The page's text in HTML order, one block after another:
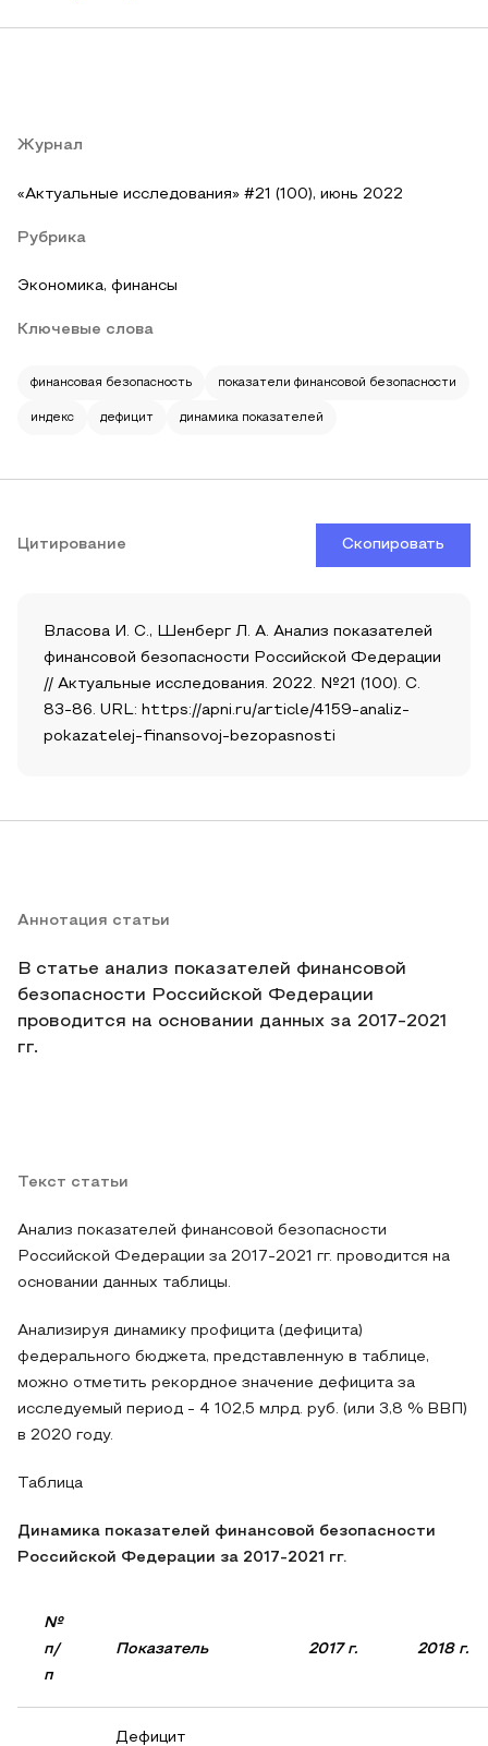
Журнал
«Актуальные исследования» #21 (100), июнь 2022
Рубрика
Экономика, финансы
Ключевые слова
финансовая безопасность показатели финансовой безопасности
индекс дефицит динамика показателей
Цитирование Скопировать
Власова И. С., Шенберг Л. А. Анализ показателей
финансовой безопасности Российской Федерации
// Актуальные исследования. 2022. №21 (100). С.
83-86. URL: https://apni.ru/article/4159-analiz-
pokazatelej-finansovoj-bezopasnosti
Аннотация статьи
В статье анализ показателей финансовой
безопасности Российской Федерации
проводится на основании данных за 2017-2021
гг.
Текст статьи
Анализ показателей финансовой безопасности
Российской Федерации за 2017-2021 гг. проводится на
основании данных таблицы.
Анализируя динамику профицита (дефицита)
федерального бюджета, представленную в таблице,
можно отметить рекордное значение дефицита за
исследуемый период - 4 102,5 млрд. руб. (или 3,8 % ВВП)
в 2020 году.
Таблица
Динамика показателей финансовой безопасности
Российской Федерации за 2017-2021 гг.
№
п/
п
Показатель 2017 г. 2018 г.
Дефицит